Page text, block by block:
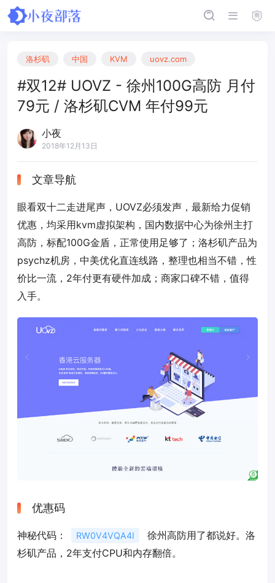
洛杉矶 中国 KVM uovz.com
#双12# UOVZ - 徐州100G高防 月付
79元 / 洛杉矶CVM 年付99元
小夜
2018年12月13日
文章导航
眼看双十二走进尾声，UOVZ必须发声，最新给力促销
优惠，均采用kvm虚拟架构，国内数据中心为徐州主打
高防，标配100G金盾，正常使用足够了；洛杉矶产品为
psychz机房，中美优化直连线路，整理也相当不错，性
价比一流，2年付更有硬件加成；商家口碑不错，值得
入手。
优惠码
神秘代码： RW0V4VQA4I
徐州高防用了都说好。洛
杉矶产品，2年支付CPU和内存翻倍。